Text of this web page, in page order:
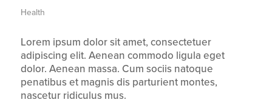
Health
Lorem ipsum dolor sit amet, consectetuer
adipiscing elit. Aenean commodo ligula eget
dolor. Aenean massa. Cum sociis natoque
penatibus et magnis dis parturient montes,
nascetur ridiculus mus.